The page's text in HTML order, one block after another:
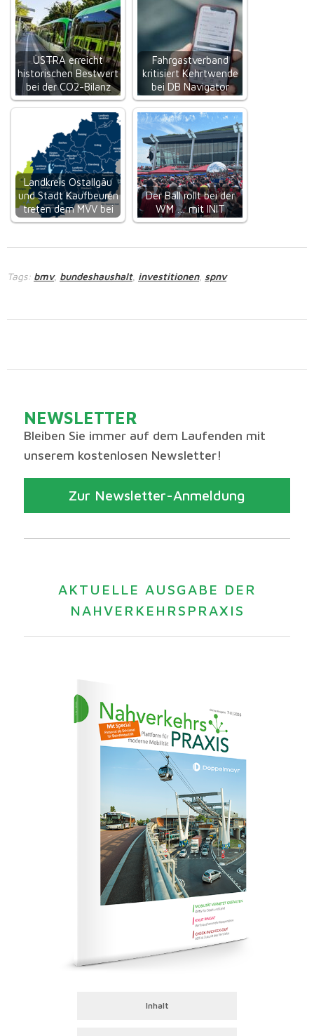
ÜSTRA erreicht
historischen Bestwert
bei der CO2-Bilanz
Fahrgastverband
kritisiert Kehrtwende
bei DB Navigator
Landkreis Ostallgäu
und Stadt Kaufbeuren
treten dem MVV bei
Der Ball rollt bei der
WM … mit INIT
Tags: bmv, bundeshaushalt, investitionen, spnv
NEWSLETTER
Bleiben Sie immer auf dem Laufenden mit
unserem kostenlosen Newsletter!
Zur Newsletter-Anmeldung
AKTUELLE AUSGABE DER
NAHVERKEHRSPRAXIS
Inhalt